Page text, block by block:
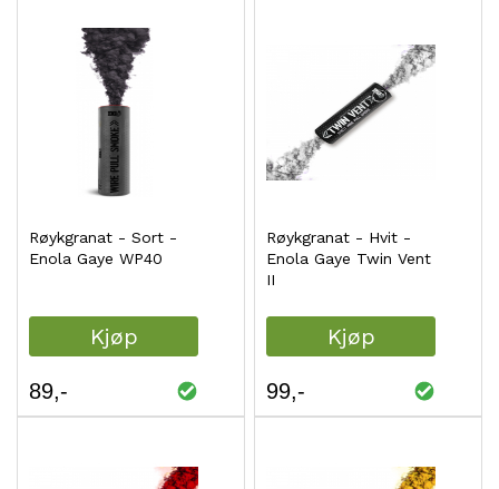
Røykgranat - Sort -
Enola Gaye WP40
Kjøp
89
Røykgranat - Hvit -
Enola Gaye Twin Vent
II
Kjøp
99